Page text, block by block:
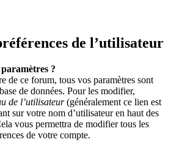
de l’utilisateur
?
de ce forum, tous vos paramètres sont
de données. Pour les modifier,
de l’utilisateur(généralement ce lien est
sur votre nom d’utilisateur en haut des
vous permettra de modifier tous les
de votre compte.